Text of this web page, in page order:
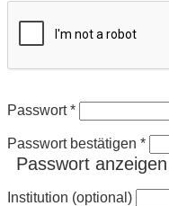
Passwort*
Passwort bestätigen *
Passwort anzeigen
Institution (optional)